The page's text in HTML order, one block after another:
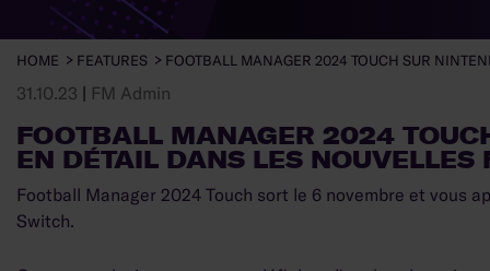
HOME FEATURES FOOTBALL MANAGER 2024 TOUCH SUR
31.10.23 | FM Admin
FOOTBALL MANAGER 2024
EN DÉTAIL DANS LES NOUVELLES
Football Manager 2024 Touch sort le 6 novembre et vous
Switch.